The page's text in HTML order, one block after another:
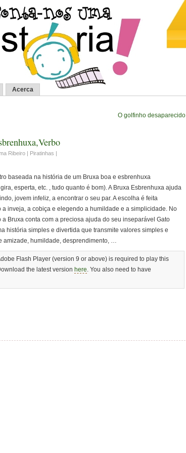
Acerca
O golfinho desaparecido
Ribeiro | Piratinhas |
baseada na história de um Bruxa boa e esbrenhuxa
esperta, etc. , tudo quanto é bom). A Bruxa Esbrenhuxa ajuda
jovem infeliz, a encontrar o seu par. A escolha é feita
a inveja, a cobiça e elegendo a humildade e a simplicidade. No
a Bruxa conta com a preciosa ajuda do seu inseparável Gato
história simples e divertida que transmite valores simples e
amizade, humildade, desprendimento, …
Flash Player (version 9 or above) is required to play this
the latest versionhere . You also need to have